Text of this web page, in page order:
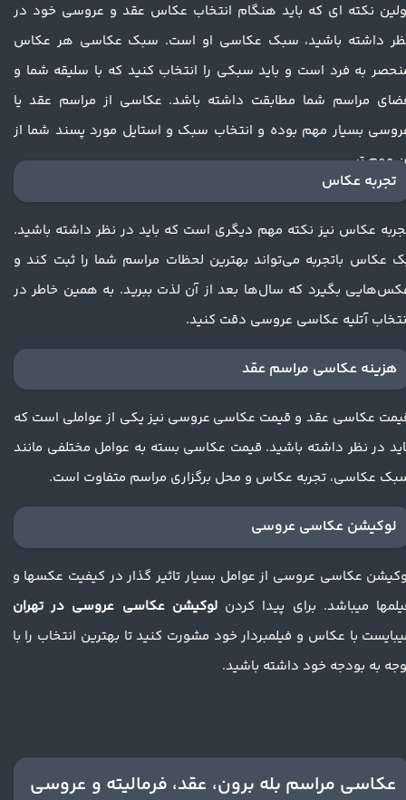
نکته ای که باید هنگام انتخاب عکاس عقد و عروسی خود در
داشته باشید، سبک عکاسی او است. سبک عکاسی هر عکاس
به فرد است و باید سبکی را انتخاب کنید که با سلیقه شما و
مراسم شما مطابقت داشته باشد. عکاسی از مراسم عقد یا
بسیار مهم بوده و انتخاب سبک و استایل مورد پسند شما از
مهم تر.
تجربه عکاس
عکاس نیز نکته مهم دیگری است که باید در نظر داشته باشید.
عکاس باتجربه می‌تواند بهترین لحظات مراسم شما را ثبت کند و
بگیرد که سال‌ها بعد از آن لذت ببرید. به همین خاطر در
آتلیه عکاسی عروسی دقت کنید.
هزینه عکاسی مراسم عقد
عکاسی عقد و قیمت عکاسی عروسی نیز یکی از عواملی است که
در نظر داشته باشید. قیمت عکاسی بسته به عوامل مختلفی مانند
عکاسی، تجربه عکاس و محل برگزاری مراسم متفاوت است.
لوکیشن عکاسی عروسی
عکاسی عروسی از عوامل بسیار تاثیر گذار در کیفیت عکسها و
میباشد. برای پیدا کردنلوکیشن عکاسی عروسی در تهران
با عکاس و فیلمبردار خود مشورت کنید تا بهترین انتخاب را با
به بودجه خود داشته باشید.
عکاسی مراسم بله برون، عقد، فرمالیته و عروسی